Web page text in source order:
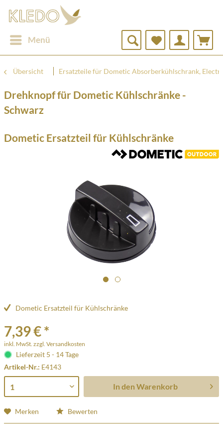
Menü
Übersicht Ersatzteile für Dometic Absorberkühlschrank,
Drehknopf für Dometic Kühlschränke -
Schwarz
Dometic Ersatzteil für Kühlschränke
Dometic Ersatzteil für Kühlschränke
7,39 € *
inkl. MwSt. zzgl. Versandkosten
Lieferzeit 5 - 14 Tage
Artikel-Nr.: E4143
In den Warenkorb
Merken Bewerten